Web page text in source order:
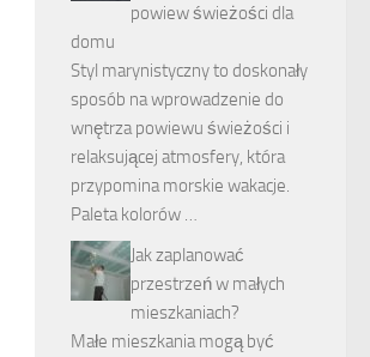
powiew świeżości dla
domu
Styl marynistyczny to doskonały
sposób na wprowadzenie do
wnętrza powiewu świeżości i
relaksującej atmosfery, która
przypomina morskie wakacje.
Paleta kolorów …
Jak zaplanować
przestrzeń w małych
mieszkaniach?
Małe mieszkania mogą być